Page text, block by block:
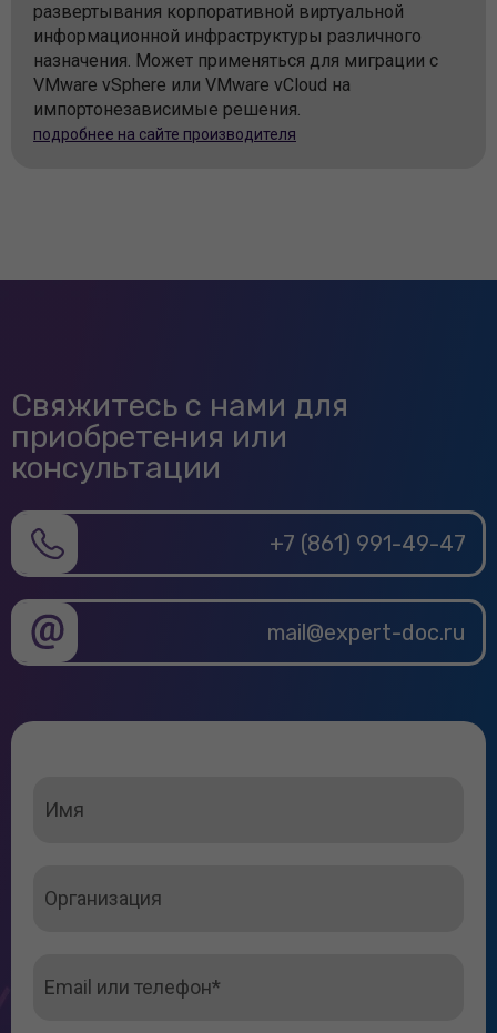
развертывания корпоративной виртуальной
информационной инфраструктуры различного
назначения. Может применяться для миграции с
VMware vSphere или VMware vCloud на
импортонезависимые решения.
подробнее на сайте производителя
Свяжитесь с нами для
приобретения или
консультации
+7 (861) 991-49-47
mail@expert-doc.ru